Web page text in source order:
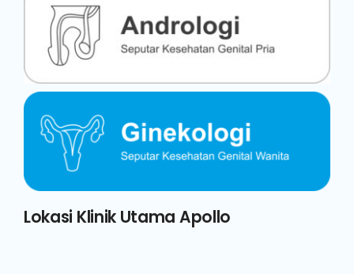
Lokasi Klinik Utama Apollo